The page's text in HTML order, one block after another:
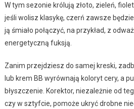
W tym sezonie królują złoto, zieleń,
jeśli wolisz klasykę, czerń zawsze
ją śmiało połączyć, na przykład, z
energetyczną fuksją.
Zanim przejdziesz do samej kreski,
lub krem BB wyrównają koloryt cery, a
błyszczenie. Korektor, niezależnie od
czy w sztyfcie, pomoże ukryć drobne